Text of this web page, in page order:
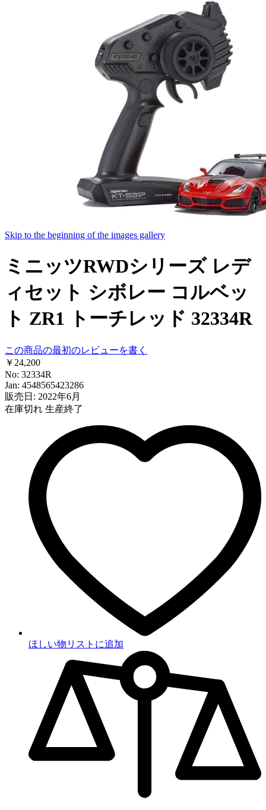
Skip to the beginning of the images gallery
ミニッツRWDシリーズ レデ
ィセット シボレー コルベッ
ト ZR1 トーチレッド 32334R
この商品の最初のレビューを書く
￥24,200
No: 32334R
Jan: 4548565423286
販売日: 2022年6月
在庫切れ 生産終了
ほしい物リストに追加